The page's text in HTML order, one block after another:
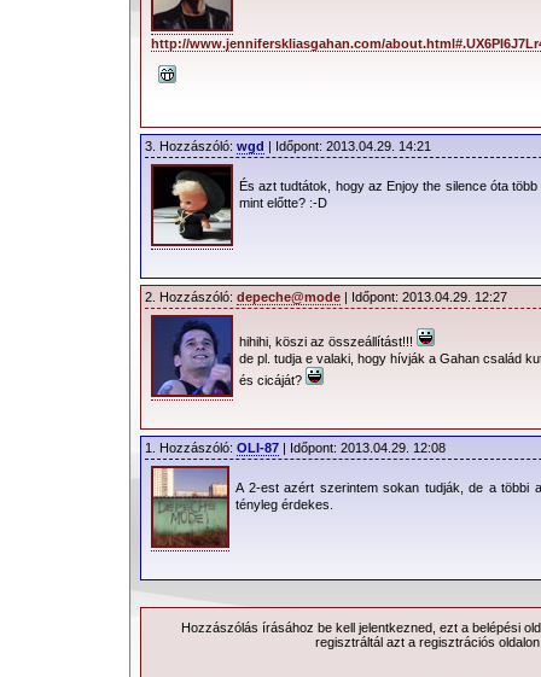
http://www.jenniferskliasgahan.com/
3. Hozzászóló: wgd | Időpont: 2013.04.29. 14:21
És azt tudtátok, hogy az Enjoy the silence óta
mint előtte? :-D
2. Hozzászóló: depeche@mode | Időpont: 2013.04.29. 12:27
hihihi, köszi az összeállítást!!!
de pl. tudja e valaki, hogy hívják a Gahan család
és cicáját?
1. Hozzászóló: OLI-87 | Időpont: 2013.04.29. 12:08
A 2-est azért szerintem sokan tudják, de a többi
tényleg érdekes.
Hozzászólás írásához be kell jelentkezned, ezt a belépési
regisztráltál azt a regisztrációs